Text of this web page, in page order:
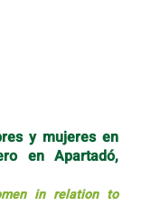
y mujeres en
en Apartadó,
in relation to